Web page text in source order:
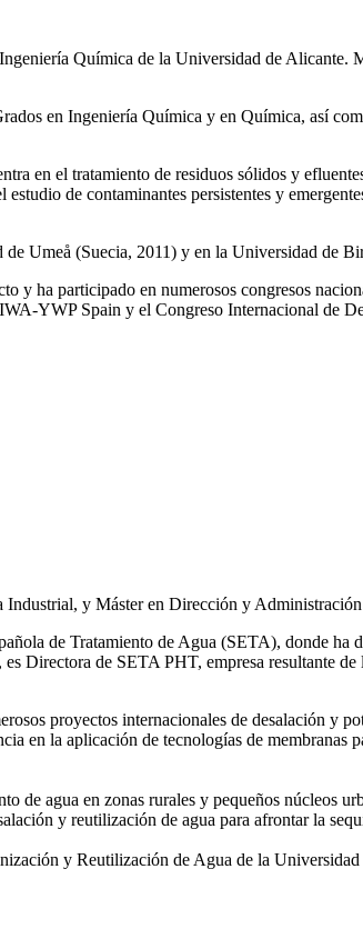
Química de la Universidad de
en Ingeniería Química y en Química, así
en el tratamiento de residuos sólidos y
de contaminantes persistentes y
Umeå (Suecia, 2011) y en la Universidad de
y ha participado en numerosos congresos
Spain y el Congreso Internacional de
y Máster en Dirección y Administración
de Tratamiento de Agua (SETA), donde
Directora de SETA PHT, empresa resultante
proyectos internacionales de desalación y
en la aplicación de tecnologías de membranas
de agua en zonas rurales y pequeños núcleos
y reutilización de agua para afrontar la
y Reutilización de Agua de la